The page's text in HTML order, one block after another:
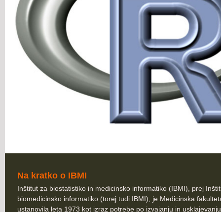
Na kratko o IBMI
Inštitut za biostatistiko in medicinsko informatiko (IBMI), prej
biomedicinsko informatiko (torej tudi IBMI), je Medicinska
ustanovila leta 1973 kot izraz potrebe po izvajanju in